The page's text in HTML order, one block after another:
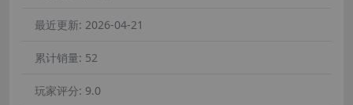
最近更新: 2026-04-21
累计销量: 52
玩家评分: 9.0